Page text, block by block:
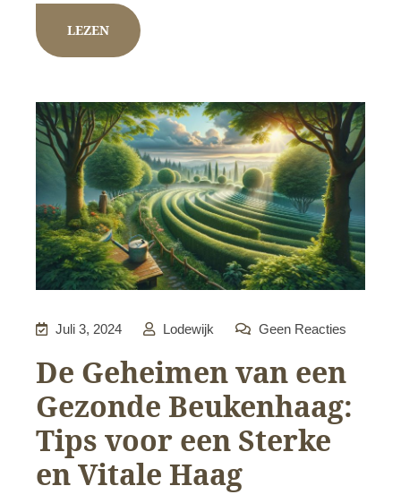
LEZEN
Juli 3, 2024 Lodewijk Geen Reacties
De Geheimen van een
Gezonde Beukenhaag:
Tips voor een Sterke
en Vitale Haag